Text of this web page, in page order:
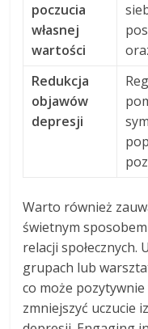
poczucia
własnej
wartości
Redukcja
objawów
depresji
Warto również
świetnym
relacji społecznych.
grupach lub
co może pozytywnie
zmniejszyć uczucie